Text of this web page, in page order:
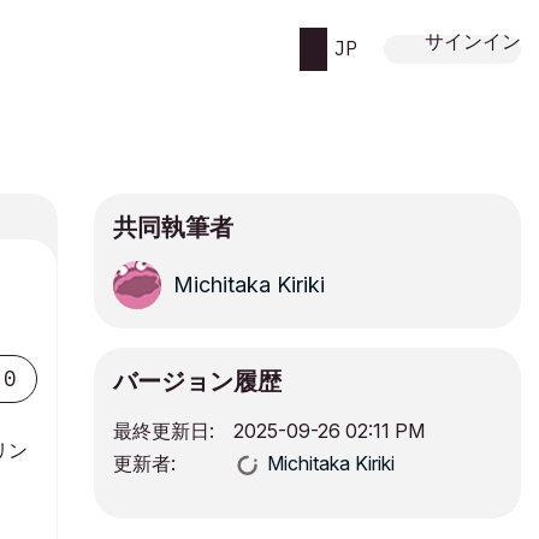
JP サインイン
0
ン
共同執筆者
Michitaka Kiriki
バージョン履歴
最終更新日: ‎2025-09-26 02:11 PM
更新者:
Michitaka Kiriki